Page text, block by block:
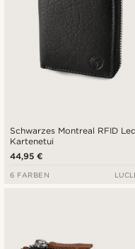
Schwarzes Montreal RFID
Kartenetui
44,95 €
6 FARBEN